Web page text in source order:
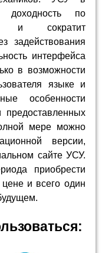
доходность по
и сократит
задействования
интерфейса
в возможности
языке и
особенности
мере можно
версии,
сайте УСУ.
приобрести
и всего один